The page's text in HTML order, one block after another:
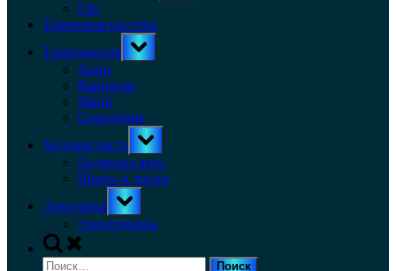
Гбо
Тормозная система
Трансмиссия
Toggle
sub-
Акпп
Вариатор
Мкпп
Сцепление
Ходовая часть
Toggle
sub-
menu
Подвеска авто
Шины и диски
Электрика
Toggle
sub-
menu
Электроника
Toggle
search
Найти: